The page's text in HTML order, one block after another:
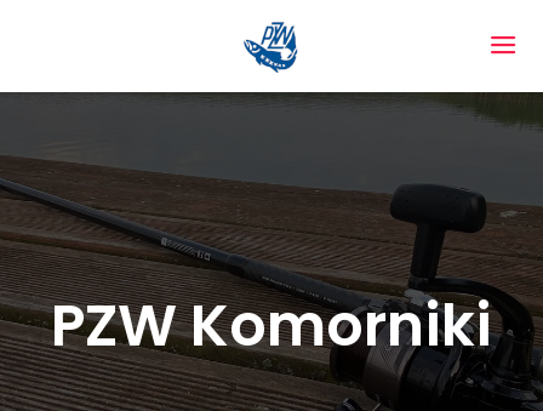
PZW Komorniki